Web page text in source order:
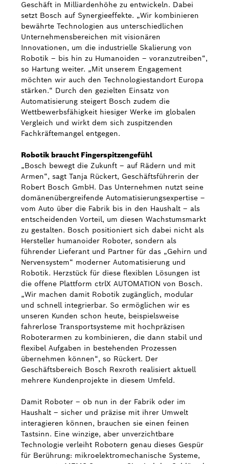
Geschäft in Milliardenhöhe zu entwickeln. Dabei
setzt Bosch auf Synergieeffekte. „Wir kombinieren
bewährte Technologien aus unterschiedlichen
Unternehmensbereichen mit visionären
Innovationen, um die industrielle Skalierung von
Robotik – bis hin zu Humanoiden – voranzutreiben“,
so Hartung weiter. „Mit unserem Engagement
möchten wir auch den Technologiestandort Europa
stärken.“ Durch den gezielten Einsatz von
Automatisierung steigert Bosch zudem die
Wettbewerbsfähigkeit hiesiger Werke im globalen
Vergleich und wirkt dem sich zuspitzenden
Fachkräftemangel entgegen.
Robotik braucht Fingerspitzengefühl
„Bosch bewegt die Zukunft – auf Rädern und mit
Armen“, sagt Tanja Rückert, Geschäftsführerin der
Robert Bosch GmbH. Das Unternehmen nutzt seine
domänenübergreifende Automatisierungsexpertise –
vom Auto über die Fabrik bis in den Haushalt – als
entscheidenden Vorteil, um diesen Wachstumsmarkt
zu gestalten. Bosch positioniert sich dabei nicht als
Hersteller humanoider Roboter, sondern als
führender Lieferant und Partner für das „Gehirn und
Nervensystem“ moderner Automatisierung und
Robotik. Herzstück für diese flexiblen Lösungen ist
die offene Plattform ctrlX AUTOMATION von Bosch.
„Wir machen damit Robotik zugänglich, modular
und schnell integrierbar. So ermöglichen wir es
unseren Kunden schon heute, beispielsweise
fahrerlose Transportsysteme mit hochpräzisen
Roboterarmen zu kombinieren, die dann stabil und
flexibel Aufgaben in bestehenden Prozessen
übernehmen können“, so Rückert. Der
Geschäftsbereich Bosch Rexroth realisiert aktuell
mehrere Kundenprojekte in diesem Umfeld.
Damit Roboter – ob nun in der Fabrik oder im
Haushalt – sicher und präzise mit ihrer Umwelt
interagieren können, brauchen sie einen feinen
Tastsinn. Eine winzige, aber unverzichtbare
Technologie verleiht Robotern genau dieses Gespür
für Berührung: mikroelektromechanische Systeme,